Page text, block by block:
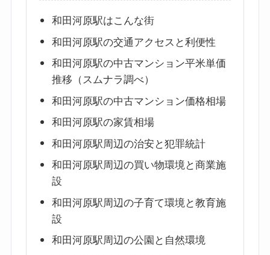
和田河原駅はこんな街
和田河原駅の交通アクセスと利便性
和田河原駅の中古マンション平米単価
推移（スムナラ調べ）
和田河原駅の中古マンション価格相場
和田河原駅の家賃相場
和田河原駅周辺の治安と犯罪統計
和田河原駅周辺の買い物環境と商業施
設
和田河原駅周辺の子育て環境と教育施
設
和田河原駅周辺の公園と自然環境